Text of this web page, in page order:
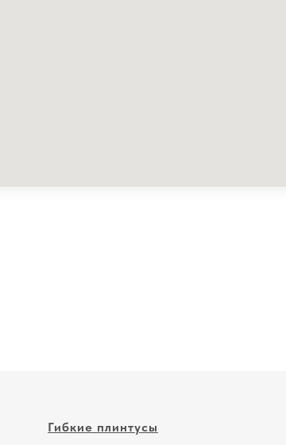
Гибкие плинтусы